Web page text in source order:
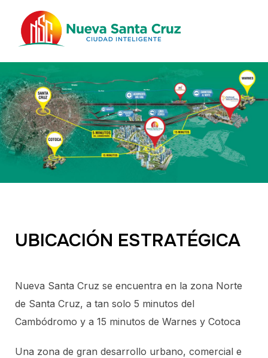
UBICACIÓN ESTRATÉGICA
Nueva Santa Cruz se encuentra en la zona Norte
de Santa Cruz, a tan solo 5 minutos del
Cambódromo y a 15 minutos de Warnes y Cotoca
Una zona de gran desarrollo urbano, comercial e